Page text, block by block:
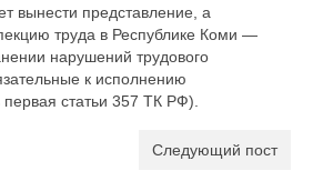
вынести представление, а
труда в Республике Коми —
нарушений трудового
к исполнению
статьи 357 ТК РФ).
Следующий пост